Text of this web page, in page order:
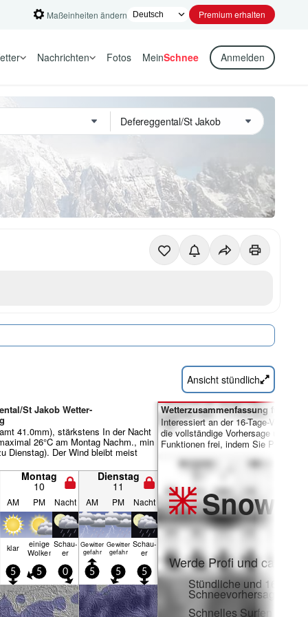
Maßeinheiten ändern Premium erhalten
Nachrichten Fotos MeinSchnee Anmelden
Ansicht stündlich
St Jakob Wetter-
41.0mm), stärkstens In der Nacht
26°C am Montag Nachm., min
Dienstag). Der Wind bleibt meist
Montag
10
Dienstag
11
AM PM Nacht AM PM Nacht
klar einige
Wolken
Schau­
er
Gewitter
gefahr
Gewitter
gefahr
Schau­
er
5 5 0 5 5 5
Wetterzusammenfassung für Tage
Interessiert an der 16-Tage-
die vollständige Vorhersage und
Funktionen frei, indem Sie Pro-
Snow
Werde Profi und carve
Stündliche und 16-Tage-
Schneevorhersagen
Schnelles Surfen ohne